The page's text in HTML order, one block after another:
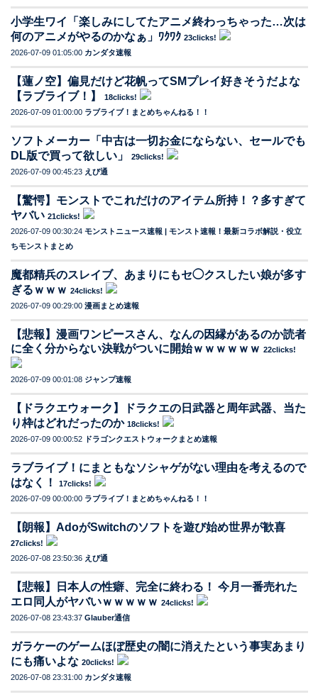
小学生ワイ「楽しみにしてたアニメ終わっちゃった…次は
何のアニメがやるのかなぁ」ﾜｸﾜｸ 23clicks!
2026-07-09 01:05:00 カンダタ速報
【蓮ノ空】偏見だけど花帆ってSMプレイ好きそうだよな
【ラブライブ！】
18clicks!
2026-07-09 01:00:00 ラブライブ！まとめちゃんねる！！
ソフトメーカー「中古は一切お金にならない、セールでも
DL版で買って欲しい」
29clicks!
2026-07-09 00:45:23 えび通
【驚愕】モンストでこれだけのアイテム所持！？多すぎて
ヤバい 21clicks!
2026-07-09 00:30:24 モンストニュース速報 | モンスト速報！最新コラボ解説・役立
ちモンストまとめ
魔都精兵のスレイブ、あまりにもセ◯クスしたい娘が多す
ぎるｗｗｗ 24clicks!
2026-07-09 00:29:00 漫画まとめ速報
【悲報】漫画ワンピースさん、なんの因縁があるのか読者
に全く分からない決戦がついに開始ｗｗｗｗｗｗ 22clicks!
2026-07-09 00:01:08 ジャンプ速報
【ドラクエウォーク】ドラクエの日武器と周年武器、当た
り枠はどれだったのか 18clicks!
2026-07-09 00:00:52
ドラゴンクエストウォークまとめ速報
ラブライブ！にまともなソシャゲがない理由を考えるので
はなく！
17clicks!
2026-07-09 00:00:00 ラブライブ！まとめちゃんねる！！
【朗報】AdoがSwitchのソフトを遊び始め世界が歓喜
27clicks!
2026-07-08 23:50:36 えび通
【悲報】日本人の性癖、完全に終わる！ 今月一番売れた
エロ同人がヤバいｗｗｗｗｗ 24clicks!
2026-07-08 23:43:37 Glauber通信
ガラケーのゲームほぼ歴史の闇に消えたという事実あまり
にも痛いよな 20clicks!
2026-07-08 23:31:00 カンダタ速報